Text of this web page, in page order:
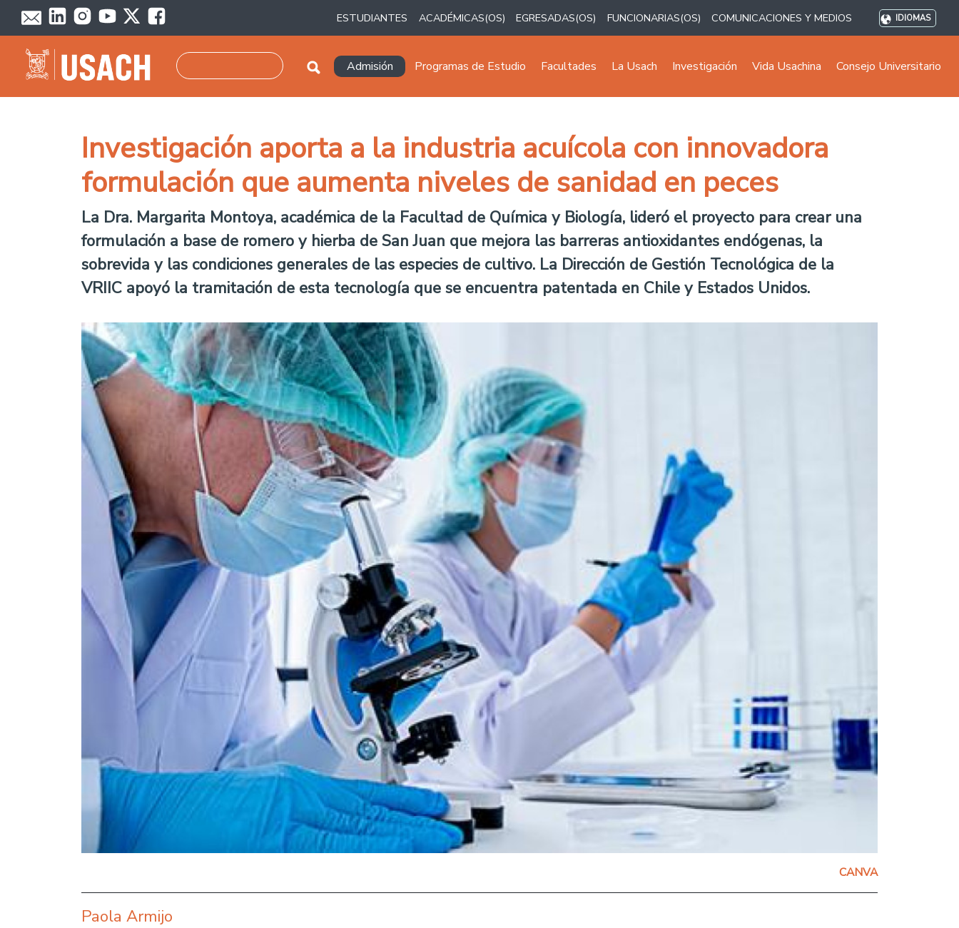
Pasar al contenido principal
ESTUDIANTES ACADÉMICAS(OS) EGRESADAS(OS) FUNCIONARIAS(OS) COMUNICACIONES Y MEDIOS IDIOMAS
Navegación principal
Admisión Programas de Estudio Facultades La Usach Investigación Vida Usachina Consejo Universitario
Investigación aporta a la industria acuícola con innovadora
formulación que aumenta niveles de sanidad en peces
La Dra. Margarita Montoya, académica de la Facultad de Química y Biología, lideró el proyecto para crear una
formulación a base de romero y hierba de San Juan que mejora las barreras antioxidantes endógenas, la
sobrevida y las condiciones generales de las especies de cultivo. La Dirección de Gestión Tecnológica de la
VRIIC apoyó la tramitación de esta tecnología que se encuentra patentada en Chile y Estados Unidos.
CANVA
Paola Armijo